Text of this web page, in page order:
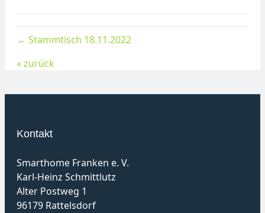
← Stammtisch 18.11.2022
« zurück
Kontakt
Smarthome Franken e. V.
Karl-Heinz Schmittlutz
Alter Postweg 1
96179 Rattelsdorf